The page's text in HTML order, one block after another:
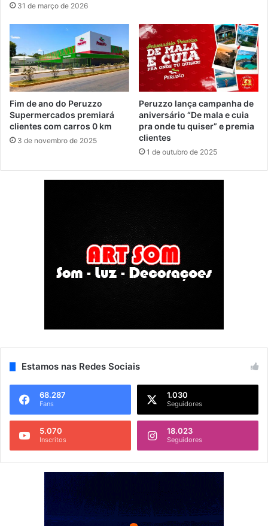
31 de março de 2026
Fim de ano do Peruzzo
Supermercados premiará
clientes com carros 0 km
3 de novembro de 2025
Peruzzo lança campanha de
aniversário “De mala e cuia
pra onde tu quiser” e premia
clientes
1 de outubro de 2025
Estamos nas Redes Sociais
68.287
Fans
1.030
Seguidores
5.070
Inscritos
18.023
Seguidores